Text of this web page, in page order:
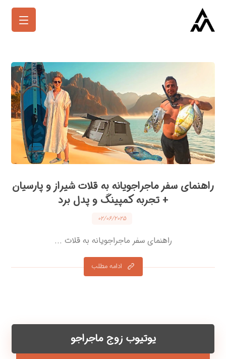
راهنمای سفر ماجراجویانه به قلات شیراز و پارسیان
+ تجربه کمپینگ و پدل برد
۰۲/۰۶/۲۰۲۵
راهنمای سفر ماجراجویانه به قلات ...
ادامه مطلب
یوتیوب زوج ماجراجو